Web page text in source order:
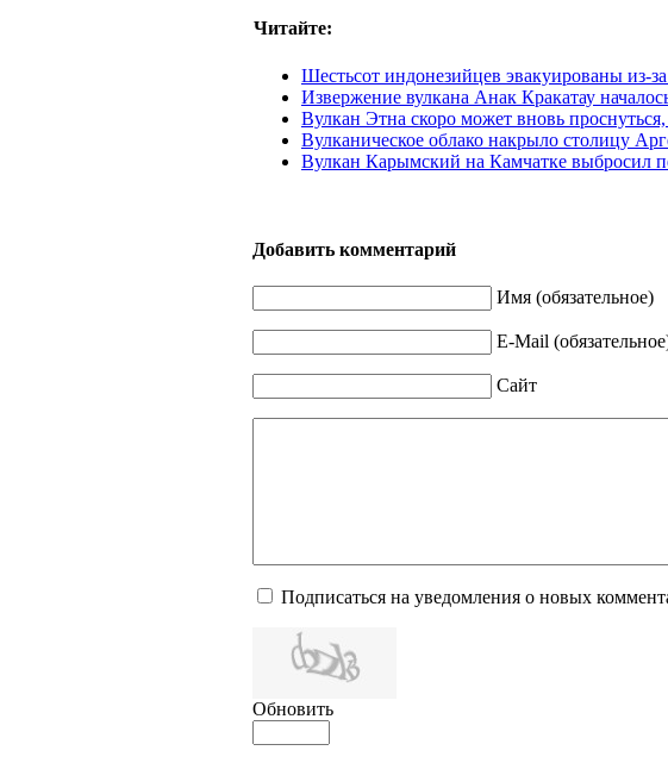
Читайте:
Шестьсот индонезийцев эвакуированы из-
Извержение вулкана Анак Кракатау
Вулкан Этна скоро может вновь
Вулканическое облако накрыло столицу
Вулкан Карымский на Камчатке выбросил
Добавить комментарий
Имя (обязательное)
E-Mail
Сайт
Подписаться на уведомления о новых
Обновить